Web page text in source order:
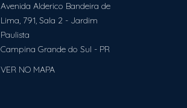
Avenida Alderico Bandeira de
Lima, 791, Sala 2 - Jardim
Paulista
Campina Grande do Sul - PR
VER NO MAPA